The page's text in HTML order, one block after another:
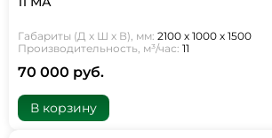
Габариты (Д х Ш х В), мм: 2100 х 1000 х 1500
Производительность, м³/час: 11
70 000 руб.
В корзину